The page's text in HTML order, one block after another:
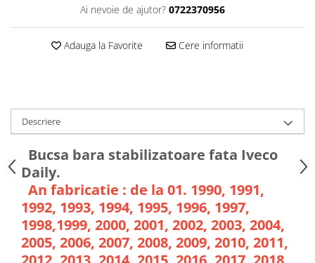
Ai nevoie de ajutor? 0722370956
Adauga la Favorite Cere informatii
Descriere
Bucsa bara stabilizatoare fata Iveco
Daily.
An fabricatie : de la 01. 1990, 1991,
1992, 1993, 1994, 1995, 1996, 1997,
1998,1999, 2000, 2001, 2002, 2003, 2004,
2005, 2006, 2007, 2008, 2009, 2010, 2011,